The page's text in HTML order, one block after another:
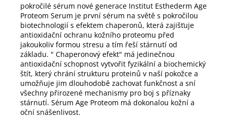
pokročilé sérum nové generace Institut Esthederm Age
Proteom Serum je první sérum na světě s pokročilou
biotechnologií s efektem chaperonů, která zajišťuje
antioxidační ochranu kožního proteomu před
jakoukoliv formou stresu a tím řeší stárnutí od
základu. " Chaperonový efekt" má jedinečnou
antioxidační schopnost vytvořit fyzikální a biochemický
štít, který chrání strukturu proteinů v naší pokožce a
umožňuje jim dlouhodobě zachovat funkčnost a sní
všechny přirozené mechanismy pro boj s příznaky
stárnutí. Sérum Age Proteom má dokonalou kožní a
oční snášenlivost.